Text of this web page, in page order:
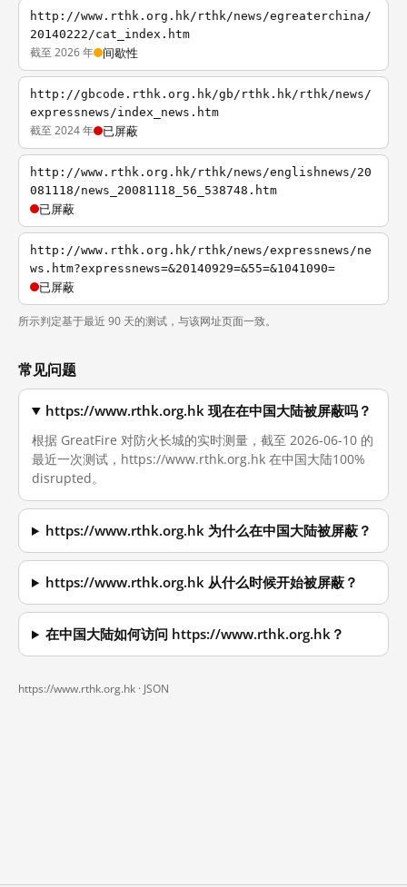
http://www.rthk.org.hk/rthk/news/egreaterchina/
20140222/cat_index.htm
截至 2026 年 间歇性
http://gbcode.rthk.org.hk/gb/rthk.hk/rthk/news/
expressnews/index_news.htm
截至 2024 年 已屏蔽
http://www.rthk.org.hk/rthk/news/englishnews/20
081118/news_20081118_56_538748.htm
已屏蔽
http://www.rthk.org.hk/rthk/news/expressnews/ne
ws.htm?expressnews=&20140929=&55=&1041090=
已屏蔽
所示判定基于最近 90 天的测试，与该网址页面一致。
常见问题
https://www.rthk.org.hk 现在在中国大陆被屏蔽吗？
根据 GreatFire 对防火长城的实时测量，截至 2026-06-10 的
最近一次测试，https://www.rthk.org.hk 在中国大陆100%
disrupted。
https://www.rthk.org.hk 为什么在中国大陆被屏蔽？
https://www.rthk.org.hk 从什么时候开始被屏蔽？
在中国大陆如何访问 https://www.rthk.org.hk？
https://www.rthk.org.hk · JSON